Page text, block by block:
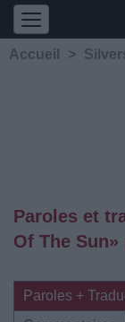
Accueil >
Paroles et
Of The
Paroles +